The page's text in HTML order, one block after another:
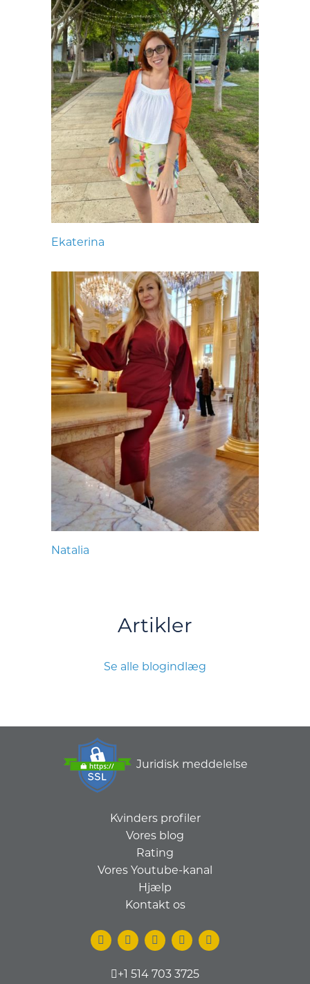
Ekaterina
Natalia
Artikler
Se alle blogindlæg
Juridisk meddelelse
Kvinders profiler
Vores blog
Rating
Vores Youtube-kanal
Hjælp
Kontakt os
+1 514 703 3725